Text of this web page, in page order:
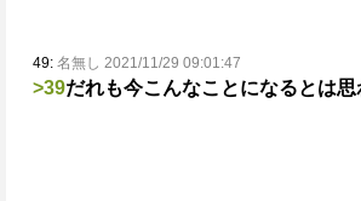
49: 名無し 2021/11/29 09:01:47
>39だれも今こんなことになるとは